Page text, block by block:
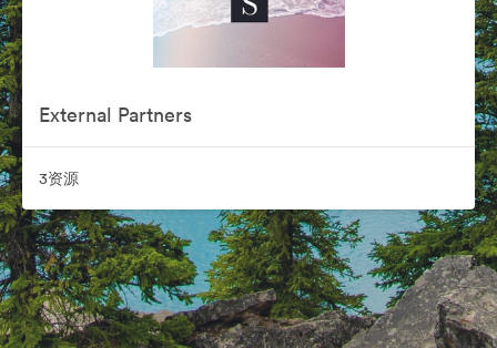
External Partners
3资源